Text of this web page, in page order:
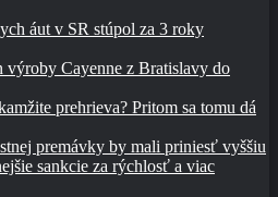
áut v SR stúpol za 3 roky
výroby Cayenne z Bratislavy do
prehrieva? Pritom sa tomu dá
premávky by mali priniesť vyššiu
sankcie za rýchlosť a viac